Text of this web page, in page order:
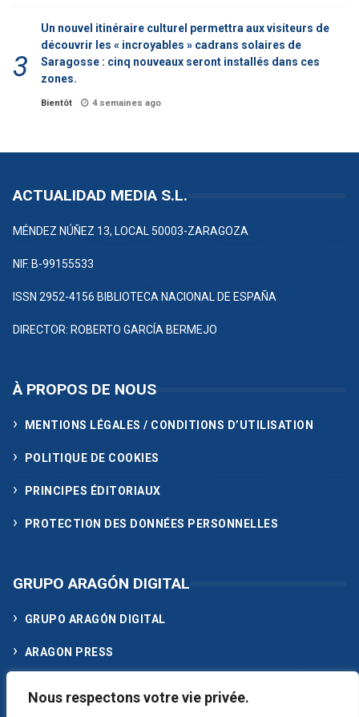
Nous respectons votre vie privée.
Un nouvel itinéraire culturel permettra aux visiteurs de
découvrir les « incroyables » cadrans solaires de
Saragosse : cinq nouveaux seront installés dans ces
zones.
Bientôt 4 semaines ago
ACTUALIDAD MEDIA S.L.
MÉNDEZ NÚÑEZ 13, LOCAL 50003-ZARAGOZA
NIF. B-99155533
ISSN 2952-4156 BIBLIOTECA NACIONAL DE ESPAÑA
DIRECTOR: ROBERTO GARCÍA BERMEJO
À PROPOS DE NOUS
MENTIONS LÉGALES / CONDITIONS D’UTILISATION
POLITIQUE DE COOKIES
PRINCIPES ÉDITORIAUX
PROTECTION DES DONNÉES PERSONNELLES
GRUPO ARAGÓN DIGITAL
GRUPO ARAGÓN DIGITAL
ARAGON PRESS